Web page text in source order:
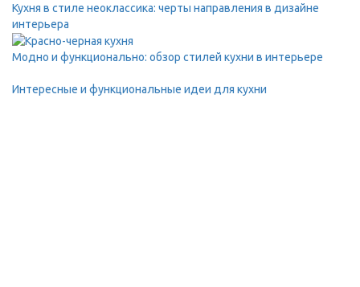
Кухня в стиле неоклассика: черты направления в дизайне
интерьера
Модно и функционально: обзор стилей кухни в интерьере
Интересные и функциональные идеи для кухни